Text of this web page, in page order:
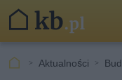
Aktualności